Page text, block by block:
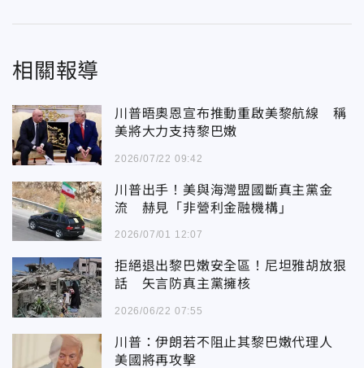
相關報導
川普晤奧恩宣布推動重啟美黎航線 稱
美將大力支持黎巴嫩
2026/07/22 09:42
川普出手！美與海灣盟國斷真主黨金
流 赫見「非營利金融機構」
2026/07/01 12:07
拒絕退出黎巴嫩安全區！尼坦雅胡放狠
話 矢言防真主黨擁核
2026/06/22 07:55
川普：伊朗若不阻止其黎巴嫩代理人
美國將再攻擊